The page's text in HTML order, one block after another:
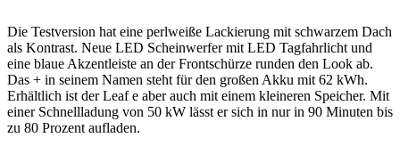
Die Testversion hat eine perlweiße Lackierung mit schwarzem Dach
als Kontrast. Neue LED Scheinwerfer mit LED Tagfahrlicht und
eine blaue Akzentleiste an der Frontschürze runden den Look ab.
Das + in seinem Namen steht für den großen Akku mit 62 kWh.
Erhältlich ist der Leaf e aber auch mit einem kleineren Speicher. Mit
einer Schnellladung von 50 kW lässt er sich in nur in 90 Minuten bis
zu 80 Prozent aufladen.